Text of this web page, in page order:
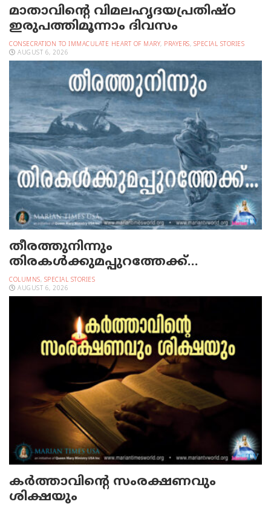
മാതാവിന്റെ വിമലഹൃദയപ്രതിഷ്ഠ
ഇരുപത്തിമൂന്നാം ദിവസം
CONSECRATION TO IMMACULATE HEART OF MARY, PRAYERS, SPECIAL STORIES
AUGUST 6, 2026
തീരത്തുനിന്നും
തിരകള്‍ക്കുമപ്പുറത്തേക്ക്…
COLUMNS, SPECIAL STORIES
AUGUST 6, 2026
കർത്താവിന്റെ സംരക്ഷണവും
ശിക്ഷയും